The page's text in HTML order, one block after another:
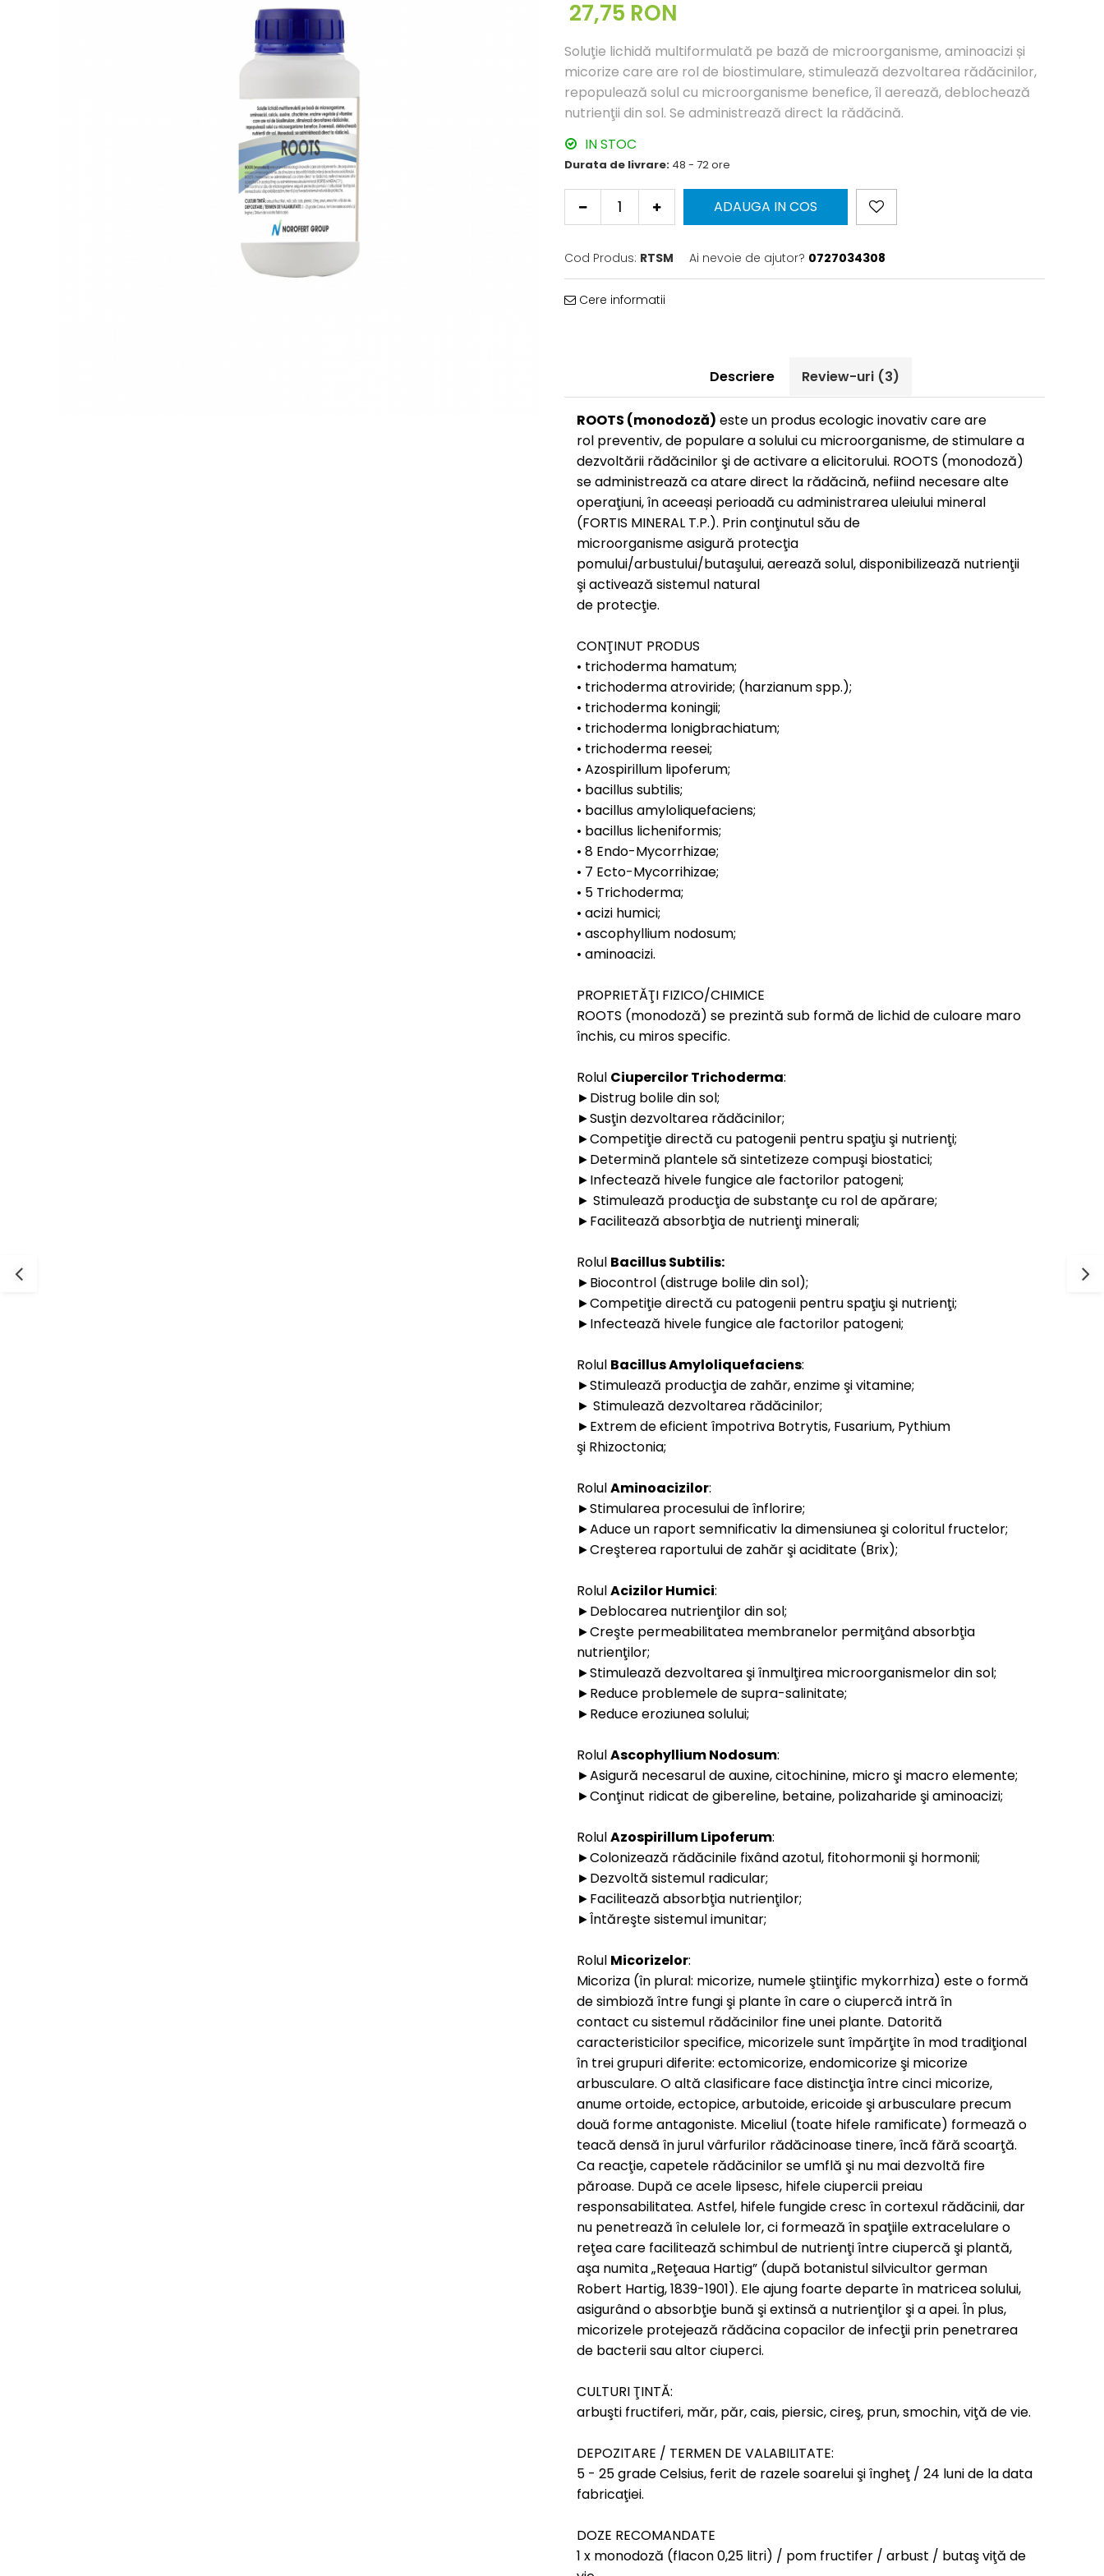
27,75 RON
Soluţie lichidă multiformulată pe bază de microorganisme, aminoacizi și
micorize care are rol de biostimulare, stimulează dezvoltarea rădăcinilor,
repopulează solul cu microorganisme benefice, îl aerează, deblochează
nutrienţii din sol. Se administrează direct la rădăcină.
IN STOC
Durata de livrare: 48 - 72 ore
ADAUGA IN COS
Cod Produs: RTSM Ai nevoie de ajutor? 0727034308
Cere informatii
Descriere Review-uri (3)
ROOTS (monodoză) este un produs ecologic inovativ care are
rol preventiv, de populare a solului cu microorganisme, de stimulare a
dezvoltării rădăcinilor şi de activare a elicitorului. ROOTS (monodoză)
se administrează ca atare direct la rădăcină, nefiind necesare alte
operaţiuni, în aceeași perioadă cu administrarea uleiului mineral
(FORTIS MINERAL T.P.). Prin conţinutul său de
microorganisme asigură protecţia
pomului/arbustului/butaşului, aerează solul, disponibilizează nutrienţii
şi activează sistemul natural
de protecţie.
CONŢINUT PRODUS
• trichoderma hamatum;
• trichoderma atroviride; (harzianum spp.);
• trichoderma koningii;
• trichoderma lonigbrachiatum;
• trichoderma reesei;
• Azospirillum lipoferum;
• bacillus subtilis;
• bacillus amyloliquefaciens;
• bacillus licheniformis;
• 8 Endo-Mycorrhizae;
• 7 Ecto-Mycorrihizae;
• 5 Trichoderma;
• acizi humici;
• ascophyllium nodosum;
• aminoacizi.
PROPRIETĂŢI FIZICO/CHIMICE
ROOTS (monodoză) se prezintă sub formă de lichid de culoare maro
închis, cu miros specific.
Rolul Ciupercilor Trichoderma:
►Distrug bolile din sol;
►Susţin dezvoltarea rădăcinilor;
►Competiţie directă cu patogenii pentru spaţiu şi nutrienţi;
►Determină plantele să sintetizeze compuşi biostatici;
►Infectează hivele fungice ale factorilor patogeni;
► Stimulează producţia de substanţe cu rol de apărare;
►Facilitează absorbţia de nutrienţi minerali;
Rolul Bacillus Subtilis:
►Biocontrol (distruge bolile din sol);
►Competiţie directă cu patogenii pentru spaţiu şi nutrienţi;
►Infectează hivele fungice ale factorilor patogeni;
Rolul Bacillus Amyloliquefaciens:
►Stimulează producţia de zahăr, enzime şi vitamine;
► Stimulează dezvoltarea rădăcinilor;
►Extrem de eficient împotriva Botrytis, Fusarium, Pythium
şi Rhizoctonia;
RolulAminoacizilor:
►Stimularea procesului de înflorire;
►Aduce un raport semnificativ la dimensiunea şi coloritul fructelor;
►Creşterea raportului de zahăr şi aciditate (Brix);
RolulAcizilor Humici:
►Deblocarea nutrienţilor din sol;
►Creşte permeabilitatea membranelor permiţând absorbţia
nutrienţilor;
►Stimulează dezvoltarea şi înmulţirea microorganismelor din sol;
►Reduce problemele de supra-salinitate;
►Reduce eroziunea solului;
RolulAscophyllium Nodosum:
►Asigură necesarul de auxine, citochinine, micro şi macro elemente;
►Conţinut ridicat de gibereline, betaine, polizaharide şi aminoacizi;
RolulAzospirillum Lipoferum:
►Colonizează rădăcinile fixând azotul, fitohormonii şi hormonii;
►Dezvoltă sistemul radicular;
►Facilitează absorbţia nutrienţilor;
►Întăreşte sistemul imunitar;
Rolul Micorizelor:
Micoriza (în plural: micorize, numele ştiinţific mykorrhiza) este o formă
de simbioză între fungi şi plante în care o ciupercă intră în
contact cu sistemul rădăcinilor fine unei plante. Datorită
caracteristicilor specifice, micorizele sunt împărţite în mod tradiţional
în trei grupuri diferite: ectomicorize, endomicorize şi micorize
arbusculare. O altă clasificare face distincţia între cinci micorize,
anume ortoide, ectopice, arbutoide, ericoide şi arbusculare precum
două forme antagoniste. Miceliul (toate hifele ramificate) formează o
teacă densă în jurul vârfurilor rădăcinoase tinere, încă fără scoarţă.
Ca reacţie, capetele rădăcinilor se umflă şi nu mai dezvoltă fire
păroase. După ce acele lipsesc, hifele ciupercii preiau
responsabilitatea. Astfel, hifele fungide cresc în cortexul rădăcinii, dar
nu penetrează în celulele lor, ci formează în spaţiile extracelulare o
reţea care facilitează schimbul de nutrienţi între ciupercă şi plantă,
aşa numita „Reţeaua Hartig” (după botanistul silvicultor german
Robert Hartig, 1839-1901). Ele ajung foarte departe în matricea solului,
asigurând o absorbţie bună şi extinsă a nutrienţilor şi a apei. În plus,
micorizele protejează rădăcina copacilor de infecţii prin penetrarea
de bacterii sau altor ciuperci.
CULTURI ŢINTĂ:
arbuşti fructiferi, măr, păr, cais, piersic, cireş, prun, smochin, viţă de vie.
DEPOZITARE / TERMEN DE VALABILITATE:
5 - 25 grade Celsius, ferit de razele soarelui şi îngheţ / 24 luni de la data
fabricaţiei.
DOZE RECOMANDATE
1 x monodoză (flacon 0,25 litri) / pom fructifer / arbust / butaş viţă de